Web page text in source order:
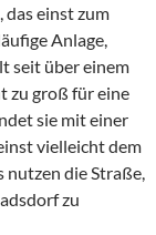
einst zum
Anlage,
seit über einem
zu groß für eine
sie mit einer
vielleicht dem
nutzen die Straße,
zu